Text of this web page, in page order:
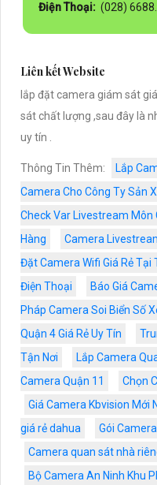
Điện Thoại: (028)
Liên kết Website
lắp đặt camera giám sát
sát chất lượng ,sau đây là
uy tín .
Thông Tin Thêm: Lắp
Camera Cho Công Ty Sản
Check Var Livestream Môn
Hàng
Camera
Đặt Camera Wifi Giá Rẻ Tại
Điện Thoại
Báo Giá
Pháp Camera Soi Biển Số
Quận 4 Giá Rẻ Uy Tín
Tận Nơi
Lắp Camera
Camera Quận 11
Chọn
Giá Camera Kbvision Mới
giá rẻ dahua
Gói
Camera quan sát nhà
Bộ Camera An Ninh Khu